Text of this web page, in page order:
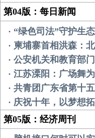
第04版：每日新闻
· “绿色司法”守护生
· 柬埔寨首相洪森：
· 公安机关和教育部
· 江苏溧阳：广场舞
· 共青团广东省第十
· 庆祝十年，以梦想
第05版：经济周刊